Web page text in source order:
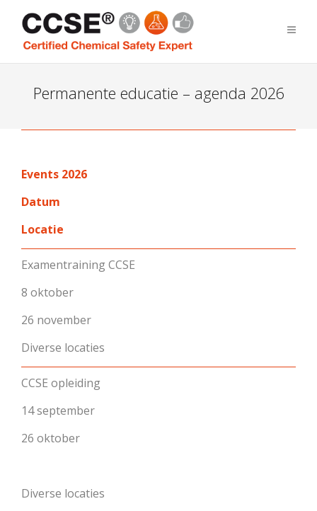
Permanente educatie – agenda 2026
Events 2026
Datum
Locatie
Examentraining CCSE
8 oktober
26 november
Diverse locaties
CCSE opleiding
14 september
26 oktober
Diverse locaties